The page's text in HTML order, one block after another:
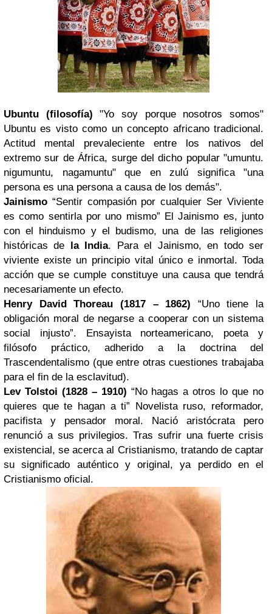
Ubuntu (filosofía) "Yo soy porque nosotros somos"
Ubuntu es visto como un concepto africano tradicional.
Actitud mental prevaleciente entre los nativos del
extremo sur de África, surge del dicho popular "umuntu.
nigumuntu, nagamuntu" que en zulú significa "una
persona es una persona a causa de los demás".
Jainismo “Sentir compasión por cualquier Ser Viviente
es como sentirla por uno mismo” El Jainismo es, junto
con el hinduismo y el budismo, una de las religiones
históricas de
la India. Para el Jainismo, en todo ser
viviente existe un principio vital único e inmortal. Toda
acción que se cumple constituye una causa que tendrá
necesariamente un efecto.
Henry David Thoreau (1817 – 1862) “Uno tiene la
obligación moral de negarse a cooperar con un sistema
social injusto”. Ensayista norteamericano, poeta y
filósofo práctico, adherido a la doctrina del
Trascendentalismo (que entre otras cuestiones trabajaba
para el fin de la esclavitud).
Lev Tolstoi (1828 – 1910) “No hagas a otros lo que no
quieres que te hagan a ti” Novelista ruso, reformador,
pacifista y pensador moral. Nació aristócrata pero
renunció a sus privilegios. Tras sufrir una fuerte crisis
existencial, se acerca al Cristianismo, tratando de captar
su significado auténtico y original, ya perdido en el
Cristianismo oficial.